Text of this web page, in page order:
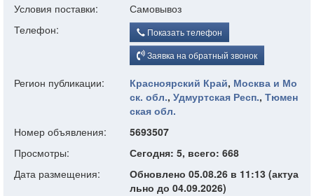
Условия поставки:
Самовывоз
Телефон:
Показать телефон
Заявка на обратный звонок
Регион публикации: Красноярский Край, Москва и Мо
ск. обл., Удмуртская Респ., Тюмен
ская обл.
Номер объявления:
5693507
Просмотры:
Сегодня: 5, всего: 668
Дата размещения:
Обновлено 05.08.26 в 11:13 (актуа
льно до 04.09.2026)